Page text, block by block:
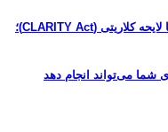
پایان مخالفت انجمن کلانترهای آمریکا با لایحه کلاریتی (CLARITY Act)؛